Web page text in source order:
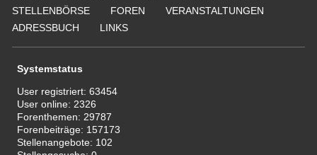
STELLENBÖRSE
FOREN
VERANSTALTUNGEN
ADRESSBUCH
LINKS
Systemstatus
User registriert:63454
User online: 2326
Forenthemen: 29787
Forenbeiträge: 157173
Stellenangebote: 102